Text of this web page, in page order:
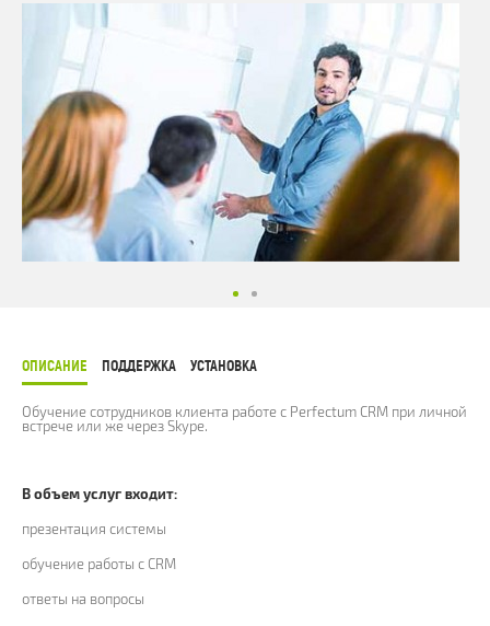
ОПИСАНИЕ ПОДДЕРЖКА УСТАНОВКА
Обучение сотрудников клиента работе с Perfectum CRM при личной
встрече или же через Skype.
В объем услуг входит:
презентация системы
обучение работы с CRM
ответы на вопросы